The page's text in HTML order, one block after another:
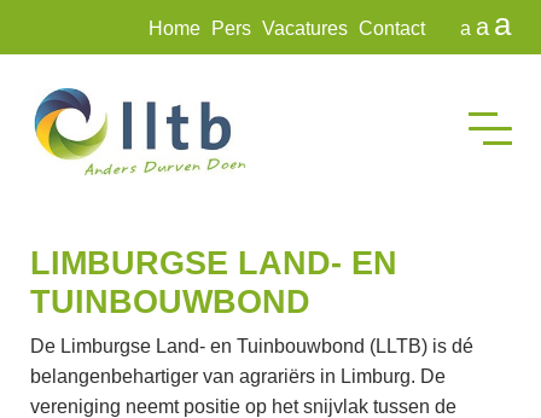
Home Pers Vacatures Contact a a a
LIMBURGSE LAND- EN
TUINBOUWBOND
De Limburgse Land- en Tuinbouwbond (LLTB) is dé
belangenbehartiger van agrariërs in Limburg. De
vereniging neemt positie op het snijvlak tussen de